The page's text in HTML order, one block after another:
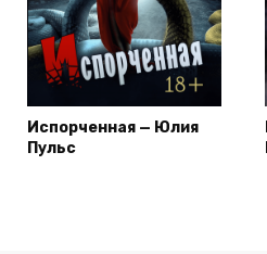
Испорченная — Юлия
Пульс